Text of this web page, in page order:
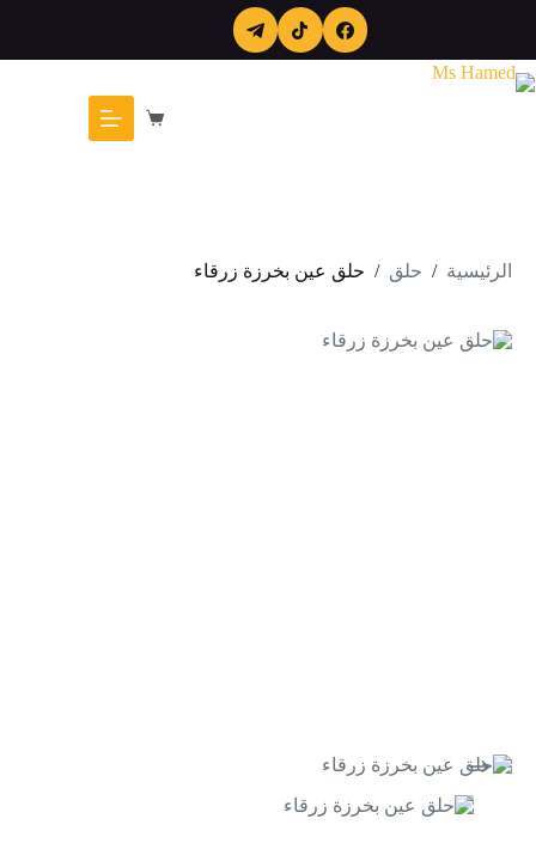
عربة
التسوق
الرئيسية / حلق / حلق عين بخرزة زرقاء